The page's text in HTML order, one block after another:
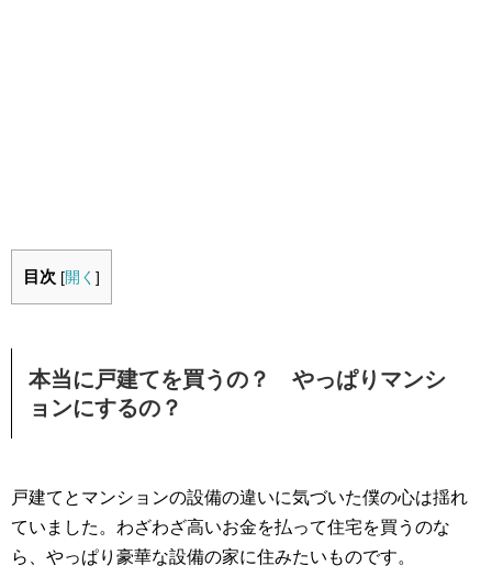
目次 [開く ]
本当に戸建てを買うの？ やっぱりマンシ
ョンにするの？
戸建てとマンションの設備の違いに気づいた僕の心は揺れ
ていました。わざわざ高いお金を払って住宅を買うのな
ら、やっぱり豪華な設備の家に住みたいものです。